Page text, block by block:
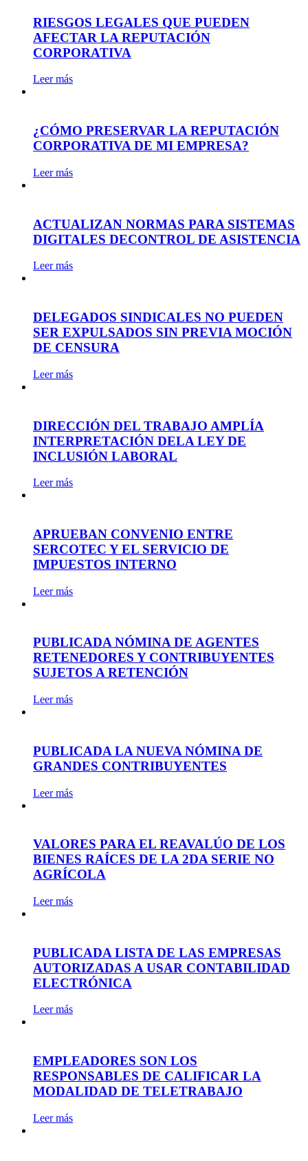
RIESGOS LEGALES QUE PUEDEN
AFECTAR LA REPUTACIÓN
CORPORATIVA
Leer más
¿CÓMO PRESERVAR LA REPUTACIÓN
CORPORATIVA DE MI EMPRESA?
Leer más
ACTUALIZAN NORMAS PARA SISTEMAS
DIGITALES DECONTROL DE ASISTENCIA
Leer más
DELEGADOS SINDICALES NO PUEDEN
SER EXPULSADOS SIN PREVIA MOCIÓN
DE CENSURA
Leer más
DIRECCIÓN DEL TRABAJO AMPLÍA
INTERPRETACIÓN DELA LEY DE
INCLUSIÓN LABORAL
Leer más
APRUEBAN CONVENIO ENTRE
SERCOTEC Y EL SERVICIO DE
IMPUESTOS INTERNO
Leer más
PUBLICADA NÓMINA DE AGENTES
RETENEDORES Y CONTRIBUYENTES
SUJETOS A RETENCIÓN
Leer más
PUBLICADA LA NUEVA NÓMINA DE
GRANDES CONTRIBUYENTES
Leer más
VALORES PARA EL REAVALÚO DE LOS
BIENES RAÍCES DE LA 2DA SERIE NO
AGRÍCOLA
Leer más
PUBLICADA LISTA DE LAS EMPRESAS
AUTORIZADAS A USAR CONTABILIDAD
ELECTRÓNICA
Leer más
EMPLEADORES SON LOS
RESPONSABLES DE CALIFICAR LA
MODALIDAD DE TELETRABAJO
Leer más